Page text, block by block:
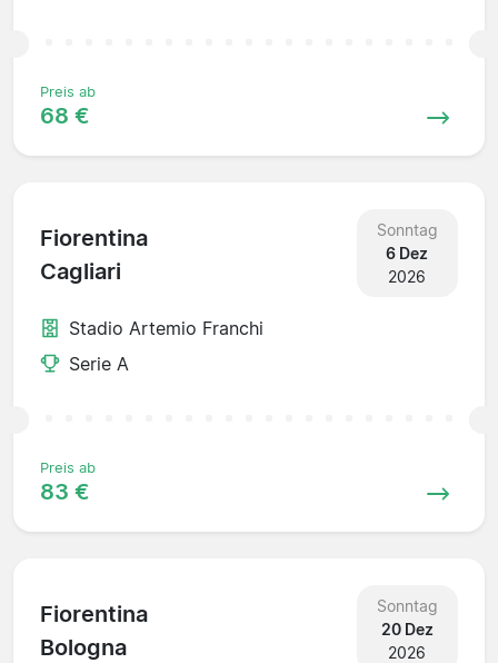
Preis ab
68 €
Fiorentina
Cagliari
Sonntag
6 Dez
2026
Stadio Artemio Franchi
Serie A
Preis ab
83 €
Fiorentina
Bologna
Sonntag
20 Dez
2026